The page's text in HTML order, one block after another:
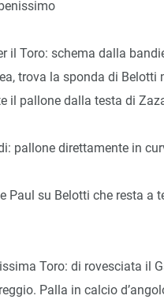
il Toro: schema dalla
trova la sponda di Belotti
il pallone dalla testa di
pallone direttamente in
Paul su Belotti che resta a
Toro: di rovesciata il
Palla in calcio